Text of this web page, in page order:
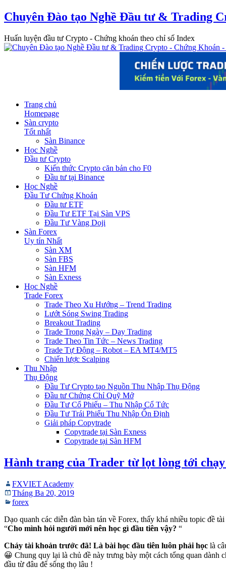
Chuyên Đào tạo Nghề Đầu tư & Trading
Huấn luyện đầu tư Crypto - Chứng khoán theo chỉ số Index
Trang chủ
Homepage
Sàn crypto
Tốt nhất
Sàn Binance
Học Nghề
Đầu tư Crypto
Kiến thức Crypto căn bản cho F0
Đầu tư tại Binance
Học Nghề
Đầu Tư Chứng Khoán
Đầu tư ETF
Đầu Tư ETF Tại Sàn VPS
Đầu Tư Vàng Doji
Sàn Forex
Uy tín Nhất
Sàn XM
Sàn FBS
Sàn HFM
Sàn Exness
Học Nghề
Trade Forex
Trade Theo Xu Hướng – Trend Trading
Lướt Sóng Swing Trading
Breakout Trading
Trade Trong Ngày – Day Trading
Trade Theo Tin Tức – News Trading
Trade Tự Động – Robot – EA MT4/MT5
Chiến lược Scalping
Thu Nhập
Thụ Động
Đầu Tư Crypto tạo Nguồn Thu Nhập Thụ Động
Đầu tư Chứng Chỉ Quỹ Mở
Đầu Tư Cổ Phiếu – Thu Nhập Cổ Tức
Đầu Tư Trái Phiếu Thu Nhập Ổn Định
Giải pháp Copytrade
Copytrade tại Sàn Exness
Copytrade tại Sàn HFM
Hành trang của Trader từ lọt lòng tới chạy
FXVIET Academy
Tháng Ba 20, 2019
forex
Dạo quanh các diễn đàn bàn tán về Forex, thấy khá nhiều topic đề
“Cho mình hỏi người mới nên học gì đầu tiên vậy? “
Cháy tài khoản trước đã! Là bài học đầu tiên luôn phải học là
😀 Chung quy lại là chủ đề này trưng bày một cách tổng quan dành
đầu từ đâu để sống thọ lâu !